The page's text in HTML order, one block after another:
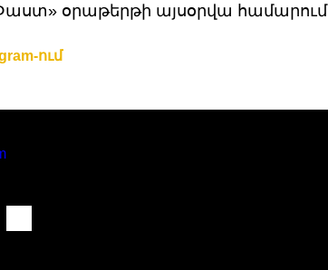
օրաթերթի այսօրվա համարում
ում